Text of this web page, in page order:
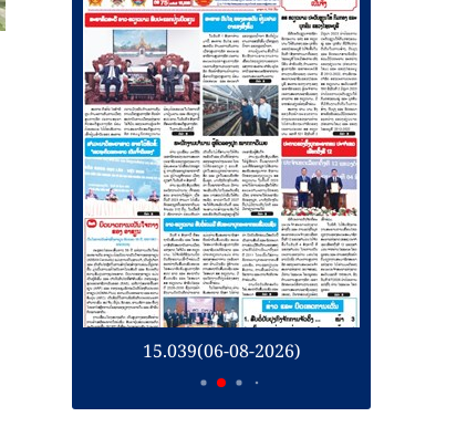
15.039(06-08-2026)